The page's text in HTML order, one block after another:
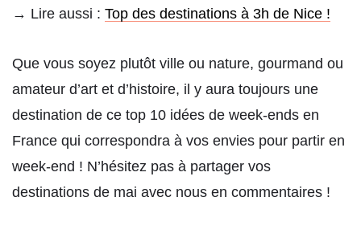
→ Lire aussi : Top des destinations à 3h de Nice !
Que vous soyez plutôt ville ou nature, gourmand ou
amateur d’art et d’histoire, il y aura toujours une
destination de ce top 10 idées de week-ends en
France qui correspondra à vos envies pour partir en
week-end ! N’hésitez pas à partager vos
destinations de mai avec nous en commentaires !